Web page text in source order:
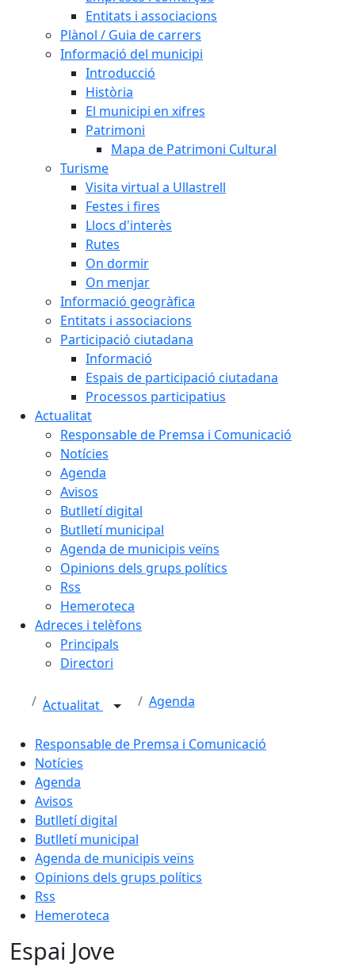
Entitats i associacions
Plànol / Guia de carrers
Informació del municipi
Introducció
Història
El municipi en xifres
Patrimoni
Mapa de Patrimoni Cultural
Turisme
Visita virtual a Ullastrell
Festes i fires
Llocs d'interès
Rutes
On dormir
On menjar
Informació geogràfica
Entitats i associacions
Participació ciutadana
Informació
Espais de participació ciutadana
Processos participatius
Actualitat
Responsable de Premsa i Comunicació
Notícies
Agenda
Avisos
Butlletí digital
Butlletí municipal
Agenda de municipis veïns
Opinions dels grups polítics
Rss
Hemeroteca
Adreces i telèfons
Principals
Directori
Actualitat Agenda
Responsable de Premsa i Comunicació
Notícies
Agenda
Avisos
Butlletí digital
Butlletí municipal
Agenda de municipis veïns
Opinions dels grups polítics
Rss
Hemeroteca
Espai Jove